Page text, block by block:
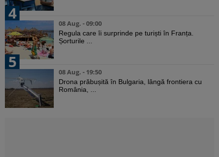
4
08 Aug. - 09:00
Regula care îi surprinde pe turiști în Franța.
Șorturile ...
5
08 Aug. - 19:50
Drona prăbușită în Bulgaria, lângă frontiera cu
România, ...